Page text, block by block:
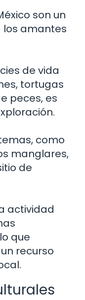
son un
amantes
de vida
tortugas
peces, es
como
manglares,
de
actividad
que
recurso